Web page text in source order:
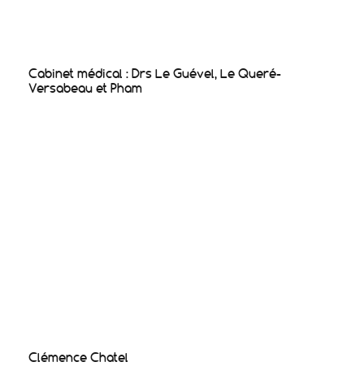
Cabinet médical : Drs Le Guével, Le Queré-
Versabeau et Pham
Clémence Chatel